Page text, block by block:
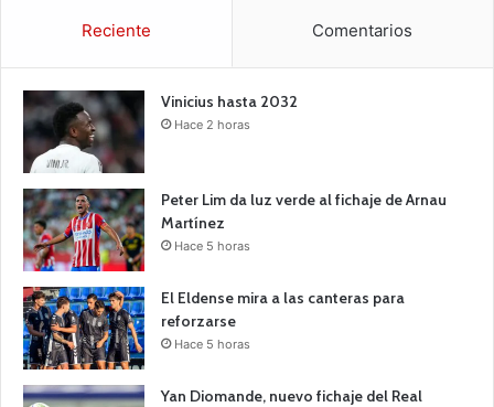
Reciente Comentarios
Vinicius hasta 2032
Hace 2 horas
Peter Lim da luz verde al fichaje de Arnau
Martínez
Hace 5 horas
El Eldense mira a las canteras para
reforzarse
Hace 5 horas
Yan Diomande, nuevo fichaje del Real